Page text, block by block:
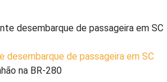
de passageira em SC